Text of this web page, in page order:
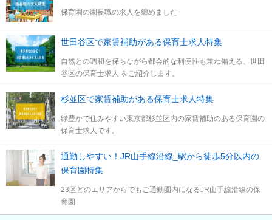
保育園の園長職の求人を纏めました
世田谷区で家賃補助がある保育士求人特集
自然との調和を保ちながら都会的な利便性も兼ね備える、世田
谷区の保育士求人 をご紹介します。
杉並区で家賃補助がある保育士求人特集
緑豊かで住みやすい東京都杉並区内の家賃補助のある保育園の
保育士求人です。
通勤しやすい！JR山手線沿線_駅から徒歩5分以内の
保育園特集
23区どのエリアからでもご通勤圏内になるJR山手線沿線の保
育園